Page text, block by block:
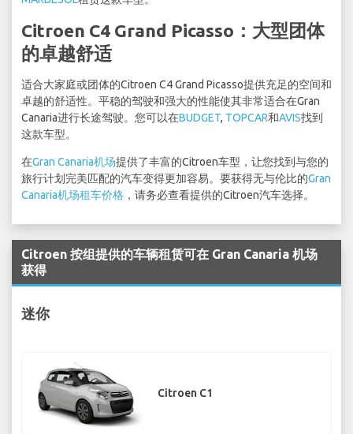
Citroen C4 Grand Picasso：大型团体
的卓越舒适
适合大家庭或团体的Citroen C4 Grand Picasso提供充足的空间和
卓越的舒适性。平稳的驾驶和强大的性能使其非常适合在Gran
Canaria进行长途驾驶。您可以在BUDGET, TOPCAR和AVIS找到
这款车型。
在Gran Canaria机场提供了丰富的Citroen车型，让您找到与您的
旅行计划完美匹配的汽车变得更加容易。要获得无与伦比的Gran
Canaria机场租车价格 ，请务必查看提供的Citroen汽车选择。
Citroen 按组提供的车辆租赁可在 Gran Canaria 机场
获得
迷你
Citroen C1